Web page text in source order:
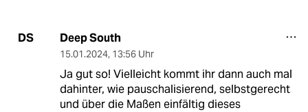
DS Deep South
15.01.2024, 13:56 Uhr
Ja gut so! Vielleicht kommt ihr dann auch mal
dahinter, wie pauschalisierend, selbstgerecht
und über die Maßen einfältig dieses